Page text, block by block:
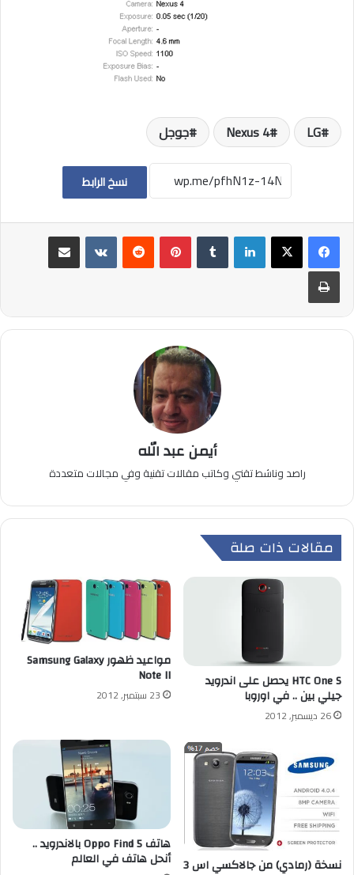
LG
Nexus 4 جوجل
نسخ الرابط
لينكدإن بينتيريست
مشاركة عبر البريد
طباعة
أيمن عبد الله
راصد وناشط تقني وكاتب مقالات تقنية وفي مجالات متعددة
مقالات ذات صلة
HTC One S يحصل على اندرويد
جيلي بين .. في اوروبا
26 ديسمبر, 2012
مواعيد ظهور Samsung Galaxy
Note II
23 سبتمبر, 2012
نسخة (رمادي) من جالاكسي اس 3
هاتف Oppo Find 5 بالاندرويد ..
أنحل هاتف في العالم